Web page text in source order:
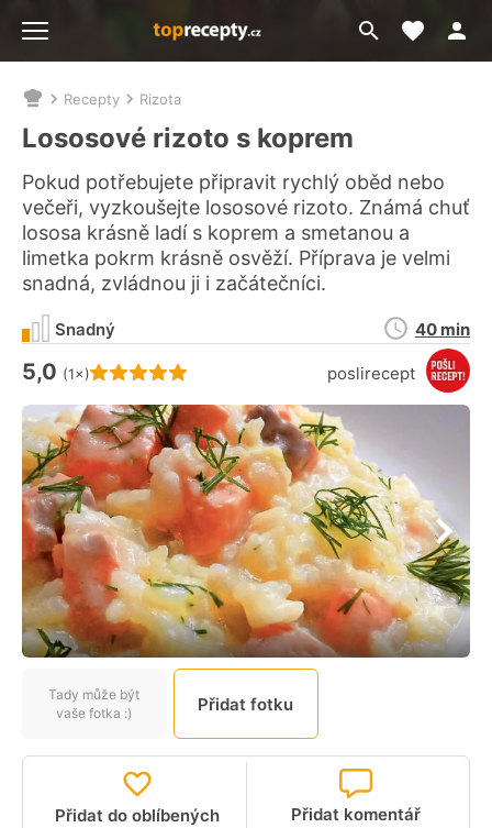
Přejít
na
Moje
Nacházíte
se
zde:
Recepty Rizota
Lososové rizoto s koprem
Pokud potřebujete připravit rychlý oběd nebo
večeři, vyzkoušejte lososové rizoto. Známá chuť
lososa krásně ladí s koprem a smetanou a
limetka pokrm krásně osvěží. Příprava je velmi
snadná, zvládnou ji i začátečníci.
Hodnocení receptu je
5,0 (1×) poslirecept
Snadný
Doba
přípravy
40 min
Tady může být
vaše fotka :)
Přidat fotku
Přidat do oblíbených Přidat komentář